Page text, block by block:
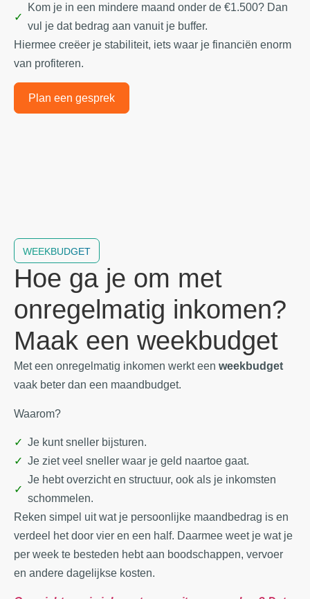
Kom je in een mindere maand onder de €1.500? Dan
vul je dat bedrag aan vanuit je buffer.
Hiermee creëer je stabiliteit, iets waar je financiën enorm
van profiteren.
Plan een gesprek
WEEKBUDGET
Hoe ga je om met
onregelmatig inkomen?
Maak een weekbudget
Met een onregelmatig inkomen werkt een weekbudget
vaak beter dan een maandbudget.
Waarom?
Je kunt sneller bijsturen.
Je ziet veel sneller waar je geld naartoe gaat.
Je hebt overzicht en structuur, ook als je inkomsten
schommelen.
Reken simpel uit wat je persoonlijke maandbedrag is en
verdeel het door vier en een half. Daarmee weet je wat je
per week te besteden hebt aan boodschappen, vervoer
en andere dagelijkse kosten.